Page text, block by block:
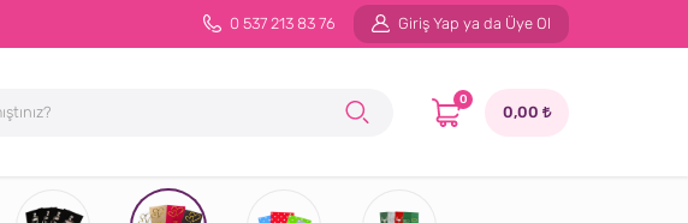
0 537 213 83 76 Giriş Yap ya da Üye Ol
0
0,00